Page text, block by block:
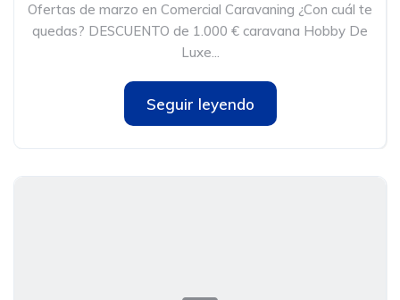
Ofertas de marzo en Comercial Caravaning ¿Con cuál te
quedas? DESCUENTO de 1.000 € caravana Hobby De
Luxe...
Seguir leyendo